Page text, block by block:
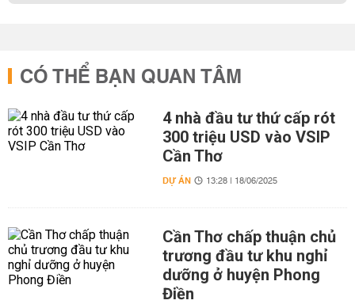
CÓ THỂ BẠN QUAN TÂM
4 nhà đầu tư thứ cấp rót
300 triệu USD vào VSIP
Cần Thơ
DỰ ÁN 13:28 | 18/06/2025
Cần Thơ chấp thuận chủ
trương đầu tư khu nghỉ
dưỡng ở huyện Phong
Điền